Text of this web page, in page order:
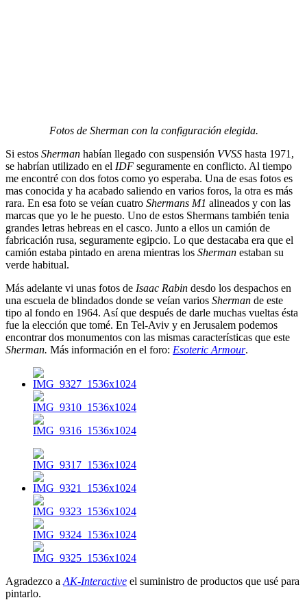
Fotos de Sherman con la configuración elegida.
Si estos Sherman habían llegado con suspensión VVSS hasta 1971,
se habrían utilizado en el IDF seguramente en conflicto. Al tiempo
me encontré con dos fotos como yo esperaba. Una de esas fotos es
mas conocida y ha acabado saliendo en varios foros, la otra es más
rara. En esa foto se veían cuatro Shermans M1 alineados y con las
marcas que yo le he puesto. Uno de estos Shermans también tenia
grandes letras hebreas en el casco. Junto a ellos un camión de
fabricación rusa, seguramente egipcio. Lo que destacaba era que el
camión estaba pintado en arena mientras los Sherman estaban su
verde habitual.
Más adelante vi unas fotos de Isaac Rabin desdo los despachos en
una escuela de blindados donde se veían varios Sherman de este
tipo al fondo en 1964. Así que después de darle muchas vueltas ésta
fue la elección que tomé. En Tel-Aviv y en Jerusalem podemos
encontrar dos monumentos con las mismas características que este
Sherman. Más información en el foro: Esoteric Armour.
Agradezco a AK-Interactive el suministro de productos que usé para
pintarlo.